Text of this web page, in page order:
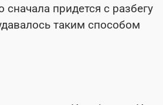
придется с разбегу
таким способом